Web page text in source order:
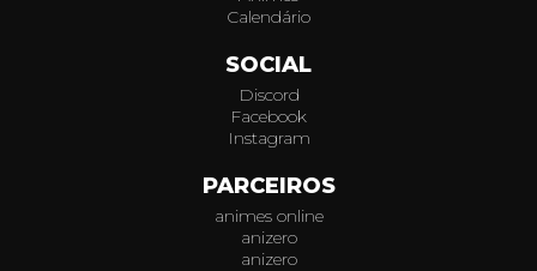
Calendário
SOCIAL
Discord
Facebook
Instagram
PARCEIROS
animes online
anizero
anizero